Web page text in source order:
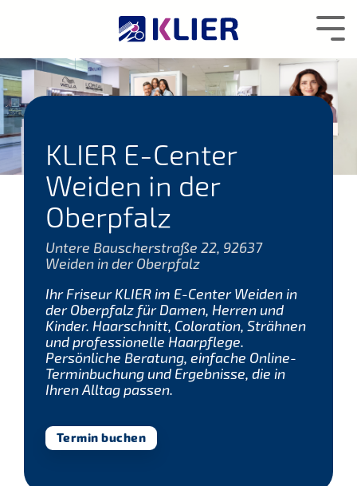
KLIER E-Center
Weiden in der
Oberpfalz
Untere Bauscherstraße 22, 92637
Weiden in der Oberpfalz
Ihr Friseur KLIER im E-Center Weiden in
der Oberpfalz für Damen, Herren und
Kinder. Haarschnitt, Coloration, Strähnen
und professionelle Haarpflege.
Persönliche Beratung, einfache Online-
Terminbuchung und Ergebnisse, die in
Ihren Alltag passen.
Termin buchen